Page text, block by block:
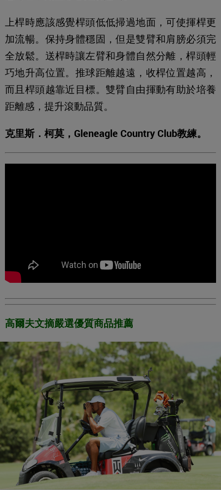
上桿時應該感覺桿頭低低掃過地面，可使揮桿更
加流暢。保持身體穩固，但是雙臂和肩膀必須完
全放鬆。送桿時讓左臂和身體自然分離，桿頭輕
巧地升高位置。推球距離越遠，收桿位置越高，
而且桿頭越靠近目標。雙臂自由揮動有助於培養
距離感，提升滾動品質。
克里斯．柯莫，Gleneagle Country Club教練。
高爾夫文摘嚴選優質商品推薦